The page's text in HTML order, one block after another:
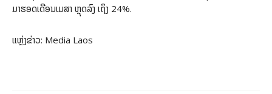
ມາຮອດເດືອນເມສາ ຫຼຸດລົງ ເຖິງ 24%.
ແຫຼ່ງຂ່າວ: Media Laos